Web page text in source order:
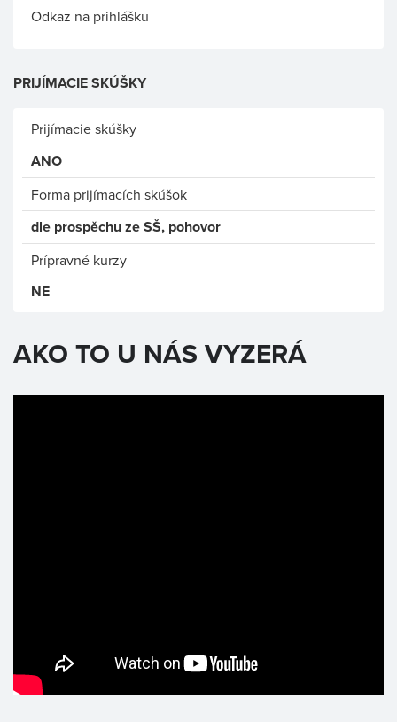
Odkaz na prihlášku
PRIJÍMACIE SKÚŠKY
Prijímacie skúšky
ANO
Forma prijímacích skúšok
dle prospěchu ze SŠ, pohovor
Prípravné kurzy
NE
AKO TO U NÁS VYZERÁ